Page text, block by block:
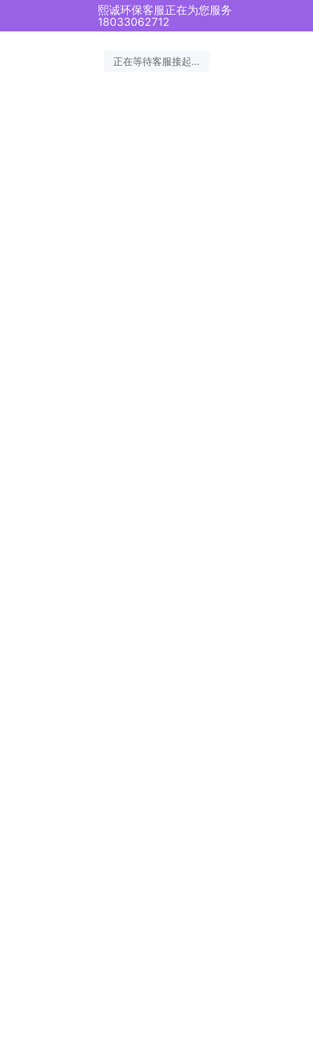
熙诚环保客服正在为您服务
18033062712
正在等待客服接起...